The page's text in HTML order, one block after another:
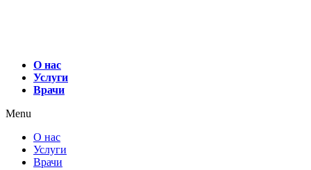
О нас
Услуги
Врачи
Menu
О нас
Услуги
Врачи